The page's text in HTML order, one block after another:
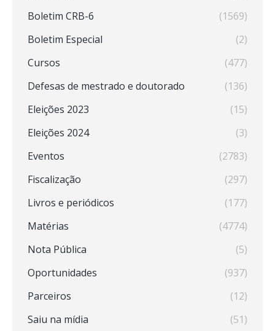
Boletim CRB-6
(1569)
Boletim Especial
(2)
Cursos
(477)
Defesas de mestrado e doutorado
(136)
Eleições 2023
(15)
Eleições 2024
(3)
Eventos
(2783)
Fiscalização
(297)
Livros e periódicos
(177)
Matérias
(4774)
Nota Pública
(5)
Oportunidades
(937)
Parceiros
(12)
Saiu na mídia
(51)